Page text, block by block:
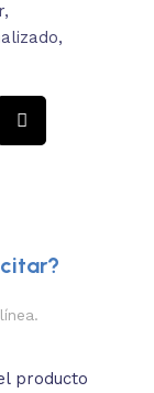
,
,
producto